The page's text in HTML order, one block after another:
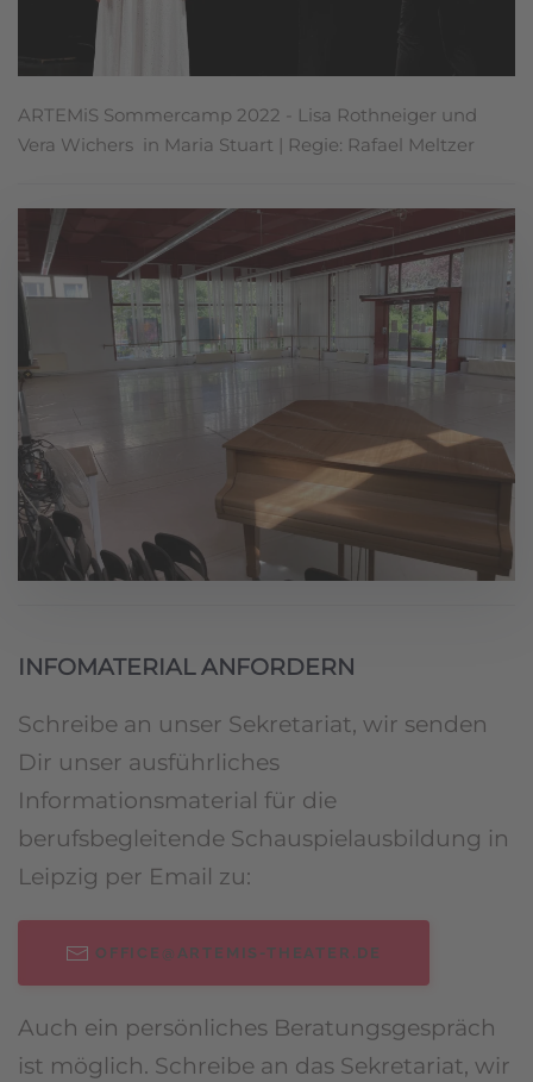
ARTEMiS Sommercamp 2022 - Lisa Rothneiger und
Vera Wichers in Maria Stuart | Regie: Rafael Meltzer
INFOMATERIAL ANFORDERN
Schreibe an unser Sekretariat, wir senden
Dir unser ausführliches
Informationsmaterial für die
berufsbegleitende Schauspielausbildung in
Leipzig per Email zu:
OFFICE@ARTEMIS-THEATER.DE
Auch ein persönliches Beratungsgespräch
ist möglich. Schreibe an das Sekretariat, wir